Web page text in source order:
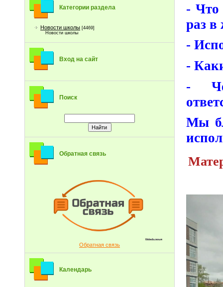
Категории раздела
Новости школы [4469]
Новости школы
Вход на сайт
Поиск
Обратная связь
Обратная связь
Календарь
- Что
раз в
-
-
-
Мы